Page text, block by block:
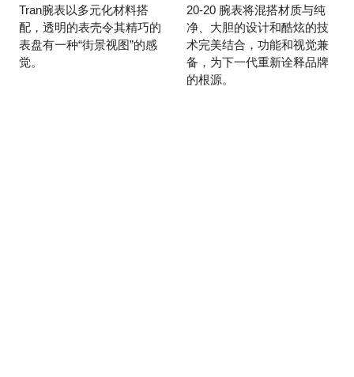
Tran腕表以多元化材料搭
配，透明的表壳令其精巧的
表盘有一种“街景视图”的感
觉。
20-20 腕表将混搭材质与纯
净、大胆的设计和酷炫的技
术完美结合，功能和视觉兼
备，为下一代重新诠释品牌
的根源。